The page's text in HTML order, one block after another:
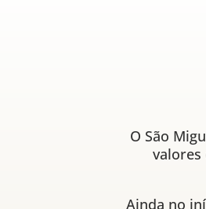
O São
valores
Ainda no